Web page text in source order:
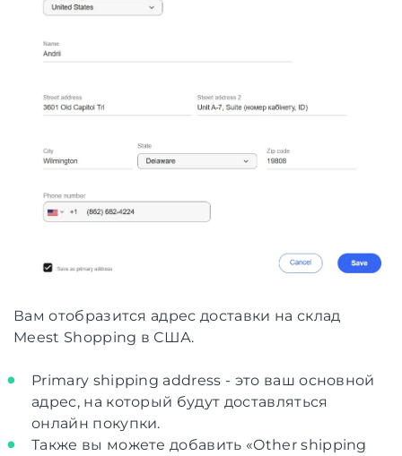
Вам отобразится адрес доставки на склад
Meest Shopping в США.
Primary shipping address - это ваш основной
адрес, на который будут доставляться
онлайн покупки.
Также вы можете добавить «Other shipping